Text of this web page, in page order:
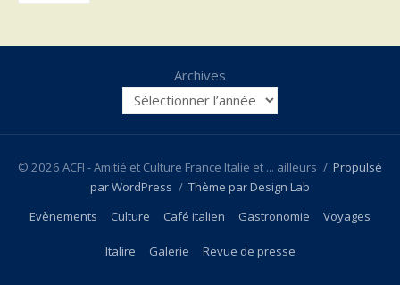
Archives
© 2026 ACFI - Amitié et Culture France Italie et ... ailleurs / Propulsé
par WordPress / Thème par Design Lab
Evènements
Culture Café italien Gastronomie Voyages
Italire Galerie Revue de presse